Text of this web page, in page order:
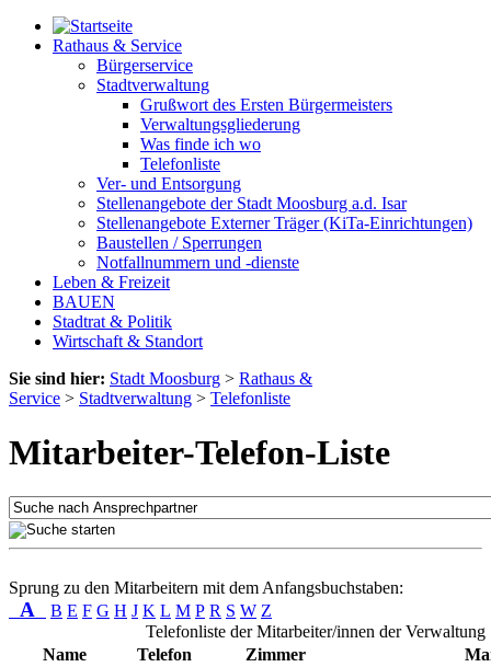
Rathaus & Service
Bürgerservice
Stadtverwaltung
Grußwort des Ersten Bürgermeisters
Verwaltungsgliederung
Was finde ich wo
Telefonliste
Ver- und Entsorgung
Stellenangebote der Stadt Moosburg a.d. Isar
Stellenangebote Externer Träger (KiTa-Einrichtungen)
Baustellen / Sperrungen
Notfallnummern und -dienste
Leben & Freizeit
BAUEN
Stadtrat & Politik
Wirtschaft & Standort
Sie sind hier: Stadt Moosburg > Rathaus &
Service > Stadtverwaltung > Telefonliste
Mitarbeiter-Telefon-Liste
Sprung zu den Mitarbeitern mit dem Anfangsbuchstaben:
A B E F G H J K L M P R S W Z
Telefonliste der Mitarbeiter/innen der Verwaltung
Name
Telefon Zimmer